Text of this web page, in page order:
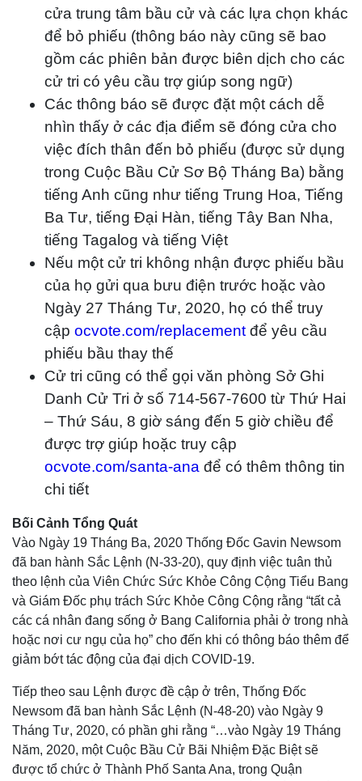
cửa trung tâm bầu cử và các lựa chọn khác
để bỏ phiếu (thông báo này cũng sẽ bao
gồm các phiên bản được biên dịch cho các
cử tri có yêu cầu trợ giúp song ngữ)
Các thông báo sẽ được đặt một cách dễ
nhìn thấy ở các địa điểm sẽ đóng cửa cho
việc đích thân đến bỏ phiếu (được sử dụng
trong Cuộc Bầu Cử Sơ Bộ Tháng Ba) bằng
tiếng Anh cũng như tiếng Trung Hoa, Tiếng
Ba Tư, tiếng Đại Hàn, tiếng Tây Ban Nha,
tiếng Tagalog và tiếng Việt
Nếu một cử tri không nhận được phiếu bầu
của họ gửi qua bưu điện trước hoặc vào
Ngày 27 Tháng Tư, 2020, họ có thể truy
cập ocvote.com/replacement để yêu cầu
phiếu bầu thay thế
Cử tri cũng có thể gọi văn phòng Sở Ghi
Danh Cử Tri ở số 714-567-7600 từ Thứ Hai
– Thứ Sáu, 8 giờ sáng đến 5 giờ chiều để
được trợ giúp hoặc truy cập
ocvote.com/santa-ana để có thêm thông tin
chi tiết
Bối Cảnh Tổng Quát
Vào Ngày 19 Tháng Ba, 2020 Thống Đốc Gavin Newsom
đã ban hành Sắc Lệnh (N-33-20), quy định việc tuân thủ
theo lệnh của Viên Chức Sức Khỏe Công Cộng Tiểu Bang
và Giám Đốc phụ trách Sức Khỏe Công Cộng rằng “tất cả
các cá nhân đang sống ở Bang California phải ở trong nhà
hoặc nơi cư ngụ của họ” cho đến khi có thông báo thêm để
giảm bớt tác động của đại dịch COVID-19.
Tiếp theo sau Lệnh được đề cập ở trên, Thống Đốc
Newsom đã ban hành Sắc Lệnh (N-48-20) vào Ngày 9
Tháng Tư, 2020, có phần ghi rằng “…vào Ngày 19 Tháng
Năm, 2020, một Cuộc Bầu Cử Bãi Nhiệm Đặc Biệt sẽ
được tổ chức ở Thành Phố Santa Ana, trong Quận